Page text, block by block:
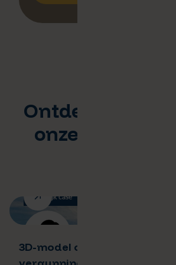
Ontdek hoe we
onze klanten
Bekijk case
3D-model ondersteunt